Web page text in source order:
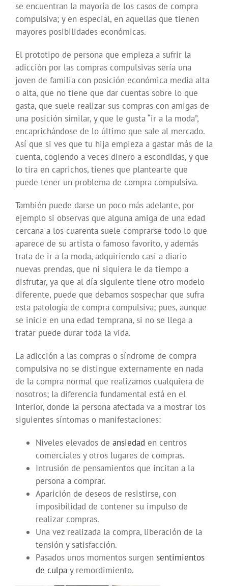
se encuentran la mayoría de los casos de compra
compulsiva; y en especial, en aquellas que tienen
mayores posibilidades económicas.
El prototipo de persona que empieza a sufrir la
adicción por las compras compulsivas sería una
joven de familia con posición económica media alta
o alta, que no tiene que dar cuentas sobre lo que
gasta, que suele realizar sus compras con amigas de
una posición similar, y que le gusta “ir a la moda”,
encaprichándose de lo último que sale al mercado.
Así que si ves que tu hija empieza a gastar más de la
cuenta, cogiendo a veces dinero a escondidas, y que
lo tira en caprichos, tienes que plantearte que
puede tener un problema de compra compulsiva.
También puede darse un poco más adelante, por
ejemplo si observas que alguna amiga de una edad
cercana a los cuarenta suele comprarse todo lo que
aparece de su artista o famoso favorito, y además
trata de ir a la moda, adquiriendo casi a diario
nuevas prendas, que ni siquiera le da tiempo a
disfrutar, ya que al día siguiente tiene otro modelo
diferente, puede que debamos sospechar que sufra
esta patología de compra compulsiva; pues, aunque
se inicie en una edad temprana, si no se llega a
tratar puede durar toda la vida.
La adicción a las compras o síndrome de compra
compulsiva no se distingue externamente en nada
de la compra normal que realizamos cualquiera de
nosotros; la diferencia fundamental está en el
interior, donde la persona afectada va a mostrar los
siguientes síntomas o manifestaciones:
Niveles elevados de ansiedad en centros
comerciales y otros lugares de compras.
Intrusión de pensamientos que incitan a la
persona a comprar.
Aparición de deseos de resistirse, con
imposibilidad de contener su impulso de
realizar compras.
Una vez realizada la compra, liberación de la
tensión y satisfacción.
Pasados unos momentos surgen sentimientos
de culpa y remordimiento.